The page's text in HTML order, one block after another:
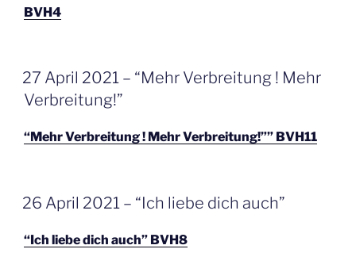
BVH4
GEPLAATST
OP
27 April 2021 – “Mehr Verbreitung ! Mehr
Verbreitung!”
“Mehr Verbreitung ! Mehr Verbreitung!”” BVH11
GEPLAATST
OP
26 April 2021 – “Ich liebe dich auch”
“Ich liebe dich auch” BVH8